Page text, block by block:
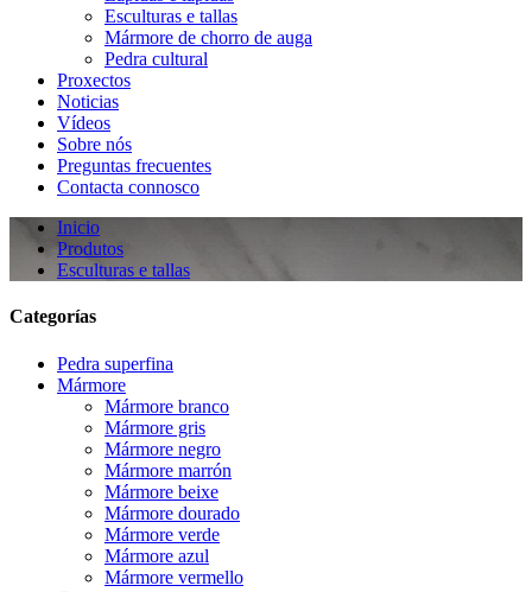
Esculturas e tallas
Mármore de chorro de auga
Pedra cultural
Proxectos
Noticias
Vídeos
Sobre nós
Preguntas frecuentes
Contacta connosco
Inicio
Produtos
Esculturas e tallas
Categorías
Pedra superfina
Mármore
Mármore branco
Mármore gris
Mármore negro
Mármore marrón
Mármore beixe
Mármore dourado
Mármore verde
Mármore azul
Mármore vermello